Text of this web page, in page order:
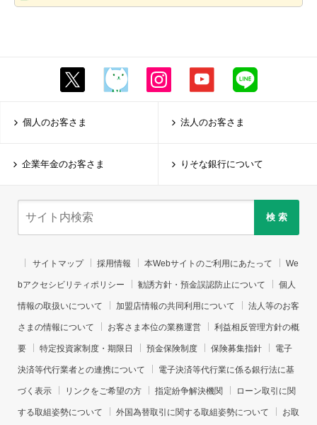
個人のお客さま 法人のお客さま
企業年金のお客さま りそな銀行について
検 索
サイトマップ 採用情報 本Webサイトのご利用にあたって We
bアクセシビリティポリシー 勧誘方針・預金誤認防止について 個人
情報の取扱いについて 加盟店情報の共同利用について 法人等のお客
さまの情報について お客さま本位の業務運営 利益相反管理方針の概
要 特定投資家制度・期限日 預金保険制度 保険募集指針 電子
決済等代行業者との連携について 電子決済等代行業に係る銀行法に基
づく表示 リンクをご希望の方 指定紛争解決機関 ローン取引に関
する取組姿勢について 外国為替取引に関する取組姿勢について お取